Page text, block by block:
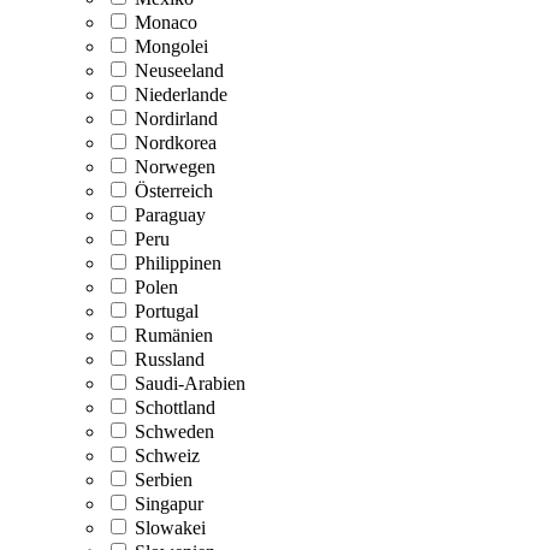
Monaco
Mongolei
Neuseeland
Niederlande
Nordirland
Nordkorea
Norwegen
Österreich
Paraguay
Peru
Philippinen
Polen
Portugal
Rumänien
Russland
Saudi-Arabien
Schottland
Schweden
Schweiz
Serbien
Singapur
Slowakei